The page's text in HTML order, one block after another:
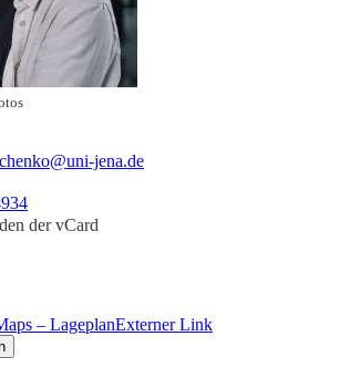
jena.de
der vCard
– LageplanExterner Link